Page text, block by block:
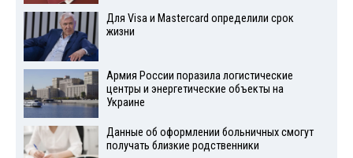
Для Visа и Mastercard определили срок
жизни
Армия России поразила логистические
центры и энергетические объекты на
Украине
Данные об оформлении больничных смогут
получать близкие родственники